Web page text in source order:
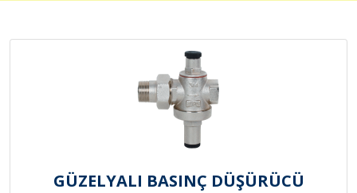
GÜZELYALI BASINÇ DÜŞÜRÜCÜ